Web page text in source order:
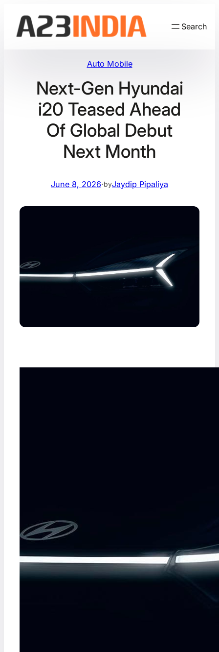
content
Search
Auto Mobile
Next-Gen Hyundai
i20 Teased Ahead
Of Global Debut
Next Month
June 8, 2026·byJaydip Pipaliya